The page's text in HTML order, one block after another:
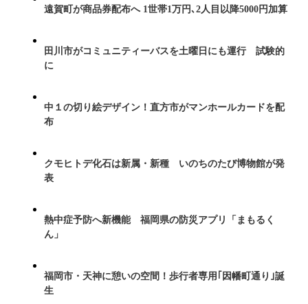
遠賀町が商品券配布へ 1世帯1万円､2人目以降5000円加算
田川市がコミュニティーバスを土曜日にも運行 試験的
に
中１の切り絵デザイン！直方市がマンホールカードを配
布
クモヒトデ化石は新属・新種 いのちのたび博物館が発
表
熱中症予防へ新機能 福岡県の防災アプリ「まもるく
ん」
福岡市・天神に憩いの空間！歩行者専用｢因幡町通り｣誕
生